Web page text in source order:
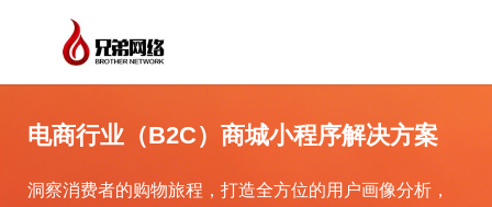
电商行业（B2C）商城小程序解决方案
洞察消费者的购物旅程，打造全方位的用户画像分析，